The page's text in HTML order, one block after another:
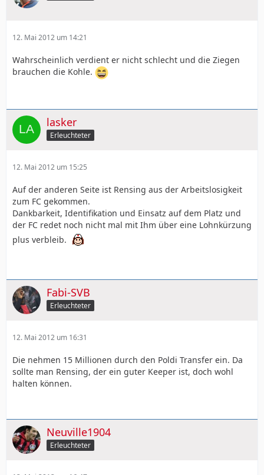
12. Mai 2012 um 14:21
Wahrscheinlich verdient er nicht schlecht und die Ziegen
brauchen die Kohle.
lasker
Erleuchteter
12. Mai 2012 um 15:25
Auf der anderen Seite ist Rensing aus der Arbeitslosigkeit
zum FC gekommen.
Dankbarkeit, Identifikation und Einsatz auf dem Platz und
der FC redet noch nicht mal mit Ihm über eine Lohnkürzung
plus verbleib.
Fabi-SVB
Erleuchteter
12. Mai 2012 um 16:31
Die nehmen 15 Millionen durch den Poldi Transfer ein. Da
sollte man Rensing, der ein guter Keeper ist, doch wohl
halten können.
Neuville1904
Erleuchteter